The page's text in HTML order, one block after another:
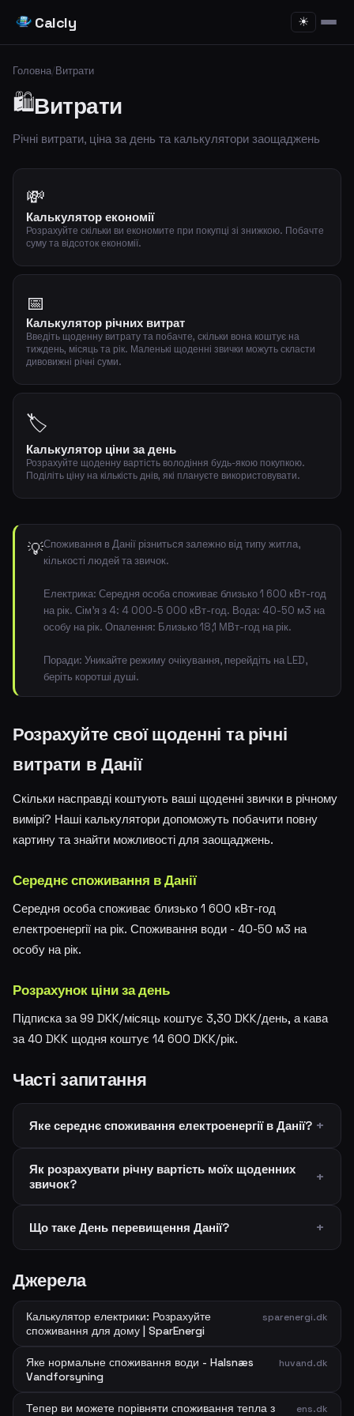
Calcly ☀
Головна/Витрати
🛍️Витрати
Річні витрати, ціна за день та калькулятори заощаджень
💸
Калькулятор економії
Розрахуйте скільки ви економите при покупці зі знижкою. Побачте
суму та відсоток економії.
📅
Калькулятор річних витрат
Введіть щоденну витрату та побачте, скільки вона коштує на
тиждень, місяць та рік. Маленькі щоденні звички можуть скласти
дивовижні річні суми.
🏷️
Калькулятор ціни за день
Розрахуйте щоденну вартість володіння будь-якою покупкою.
Поділіть ціну на кількість днів, які плануєте використовувати.
💡Споживання в Данії різниться залежно від типу житла,
кількості людей та звичок.
Електрика: Середня особа споживає близько 1 600 кВт-год
на рік. Сім'я з 4: 4 000-5 000 кВт-год. Вода: 40-50 м3 на
особу на рік. Опалення: Близько 18,1 МВт-год на рік.
Поради: Уникайте режиму очікування, перейдіть на LED,
беріть коротші душі.
Розрахуйте свої щоденні та річні
витрати в Данії
Скільки насправді коштують ваші щоденні звички в річному
вимірі? Наші калькулятори допоможуть побачити повну
картину та знайти можливості для заощаджень.
Середнє споживання в Данії
Середня особа споживає близько 1 600 кВт-год
електроенергії на рік. Споживання води - 40-50 м3 на
особу на рік.
Розрахунок ціни за день
Підписка за 99 DKK/місяць коштує 3,30 DKK/день, а кава
за 40 DKK щодня коштує 14 600 DKK/рік.
Часті запитання
Яке середнє споживання електроенергії в Данії?
Як розрахувати річну вартість моїх щоденних
звичок?
Що таке День перевищення Данії?
Джерела
Калькулятор електрики: Розрахуйте
споживання для дому | SparEnergi
sparenergi.dk
Яке нормальне споживання води - Halsnæs
Vandforsyning
huvand.dk
Тепер ви можете порівняти споживання тепла з
ens.dk